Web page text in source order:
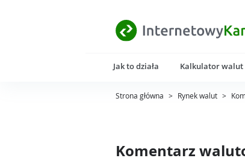
Jak to działa Kalkulator walut
Strona główna > Rynek walut >
Komentarz